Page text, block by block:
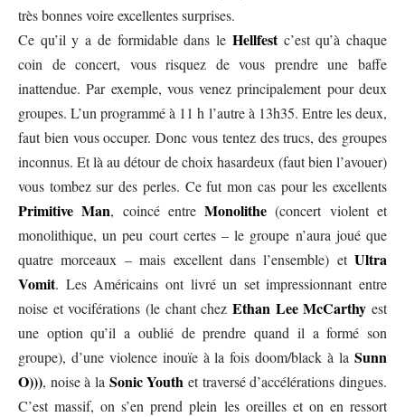
très bonnes voire excellentes surprises.
Ce qu’il y a de formidable dans le Hellfest c’est qu’à chaque
coin de concert, vous risquez de vous prendre une baffe
inattendue. Par exemple, vous venez principalement pour deux
groupes. L’un programmé à 11 h l’autre à 13h35. Entre les deux,
faut bien vous occuper. Donc vous tentez des trucs, des groupes
inconnus. Et là au détour de choix hasardeux (faut bien l’avouer)
vous tombez sur des perles. Ce fut mon cas pour les excellents
Primitive Man, coincé entreMonolithe (concert violent et
monolithique, un peu court certes – le groupe n’aura joué que
quatre morceaux – mais excellent dans l’ensemble) et Ultra
Vomit. Les Américains ont livré un set impressionnant entre
noise et vociférations (le chant chez Ethan Lee McCarthy est
une option qu’il a oublié de prendre quand il a formé son
groupe), d’une violence inouïe à la fois doom/black à la Sunn
O))), noise à la Sonic Youth et traversé d’accélérations dingues.
C’est massif, on s’en prend plein les oreilles et on en ressort